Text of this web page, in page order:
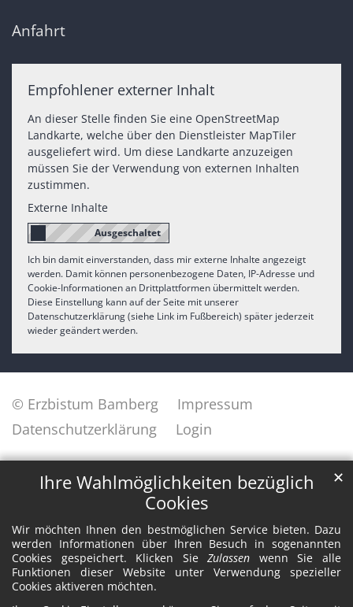
Ihre Wahlmöglichkeiten bezüglich
Cookies
Wir möchten Ihnen den bestmöglichen Service bieten. Dazu
werden Informationen über Ihren Besuch in sogenannten
Cookies gespeichert. Klicken SieZulassen wenn Sie alle
Funktionen dieser Website unter Verwendung spezieller
Cookies aktiveren möchten.
✕
Anfahrt
Empfohlener externer Inhalt
An dieser Stelle finden Sie eine OpenStreetMap
Landkarte, welche über den Dienstleister MapTiler
ausgeliefert wird. Um diese Landkarte anzuzeigen
müssen Sie der Verwendung von externen Inhalten
zustimmen.
Externe Inhalte
Ich bin damit einverstanden, dass mir externe Inhalte angezeigt
werden. Damit können personenbezogene Daten, IP-Adresse und
Cookie-Informationen an Drittplattformen übermittelt werden.
Diese Einstellung kann auf der Seite mit unserer
Datenschutzerklärung (siehe Link im Fußbereich) später jederzeit
wieder geändert werden.
© Erzbistum Bamberg
Impressum
Datenschutzerklärung
Login